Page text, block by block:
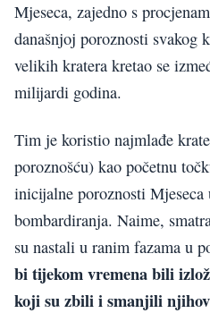
Mjeseca, zajedno s
današnjoj poroznosti svakog
velikih kratera kretao se
milijardi godina.
Tim je koristio najmlađe
poroznošću) kao početnu
inicijalne poroznosti Mjeseca
bombardiranja. Naime,
su nastali u ranim fazama u
bi tijekom vremena bili
koji su zbili i smanjili